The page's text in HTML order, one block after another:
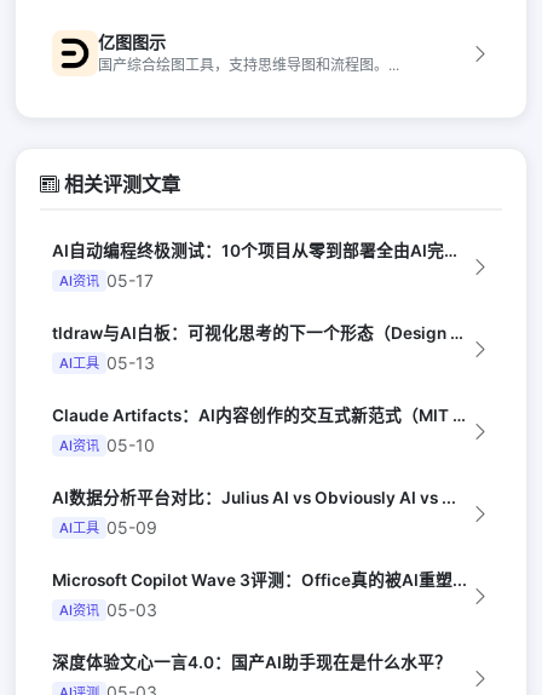
亿图图示
国产综合绘图工具，支持思维导图和流程图。...
相关评测文章
AI自动编程终极测试：10个项目从零到部署全由AI完成（Y Combinator...
AI资讯 05-17
tldraw与AI白板：可视化思考的下一个形态（Design Milk）
AI工具 05-13
Claude Artifacts：AI内容创作的交互式新范式（MIT Techn...
AI资讯 05-10
AI数据分析平台对比：Julius AI vs Obviously AI vs ...
AI工具 05-09
Microsoft Copilot Wave 3评测：Office真的被AI重塑...
AI资讯 05-03
深度体验文心一言4.0：国产AI助手现在是什么水平？